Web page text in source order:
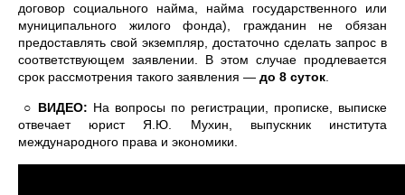
договор социального найма, найма государственного или
муниципального жилого фонда), гражданин не обязан
предоставлять свой экземпляр, достаточно сделать запрос в
соответствующем заявлении. В этом случае продлевается
срок рассмотрения такого заявления — до 8 суток.
○ ВИДЕО: На вопросы по регистрации, прописке, выписке
отвечает юрист Я.Ю. Мухин, выпускник института
международного права и экономики.